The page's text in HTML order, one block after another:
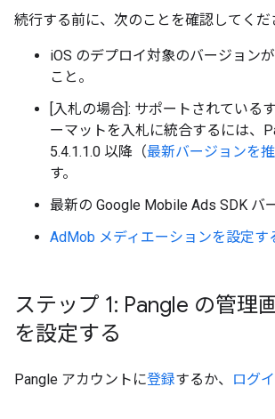
続行する前に、次のことを確認してくだ
iOS のデプロイ対象のバージョン
こと。
[入札の場合]: サポートされている
ーマットを入札に統合するには、
5.4.1.1.0 以降（最新バージョンを
す。
最新の Google Mobile Ads SDK バ
AdMob メディエーションを設定す
ステップ 1: Pangle の管理
を設定する
Pangle アカウントに登録するか、 ログ